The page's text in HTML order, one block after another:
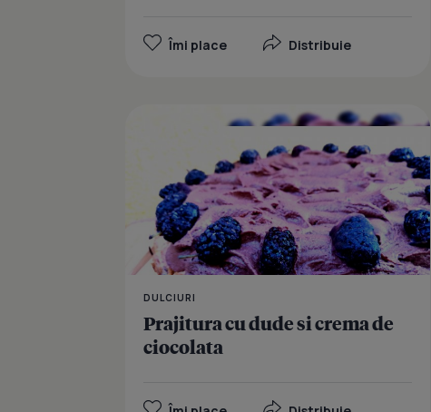
Îmi place Distribuie
DULCIURI
Prajitura cu dude si crema de
ciocolata